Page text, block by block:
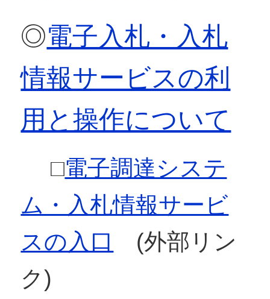
◎電子入札・入札
情報サービスの利
用と操作について
□電子調達システ
ム・入札情報サービ
スの入口
(外部リン
ク)